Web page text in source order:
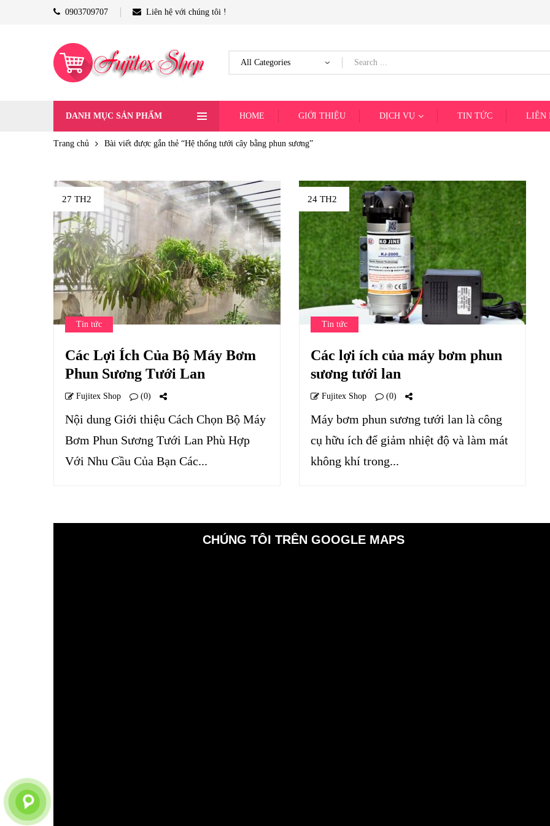
0903709707 Liên hệ với chúng tôi !
DANH MỤC SẢN PHẨM HOME GIỚI THIỆU DỊCH VỤ TIN TỨC LIÊN
Trang chủ Bài viết được gắn thẻ “Hệ thống tưới cây bằng phun sương”
27 TH2
Tin tức
Các Lợi Ích Của Bộ Máy Bơm
Phun Sương Tưới Lan
Fujitex Shop (0)
Nội dung Giới thiệu Cách Chọn Bộ Máy
Bơm Phun Sương Tưới Lan Phù Hợp
Với Nhu Cầu Của Bạn Các...
24 TH2
Tin tức
Các lợi ích của máy bơm phun
sương tưới lan
Fujitex Shop (0)
Máy bơm phun sương tưới lan là công
cụ hữu ích để giảm nhiệt độ và làm mát
không khí trong...
CHÚNG TÔI TRÊN GOOGLE MAPS